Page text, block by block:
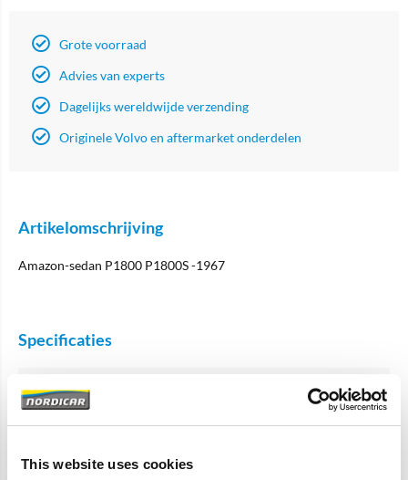
This website uses cookies
Grote voorraad
Advies van experts
Dagelijks wereldwijde verzending
Originele Volvo en aftermarket onderdelen
Artikelomschrijving
Amazon-sedan P1800 P1800S -1967
Specificaties